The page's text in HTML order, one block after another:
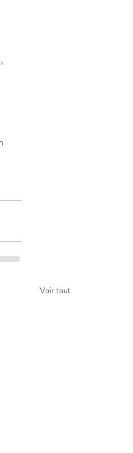
Voir tout